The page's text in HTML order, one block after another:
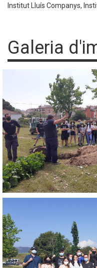
Institut Lluís Companys,
Galeria